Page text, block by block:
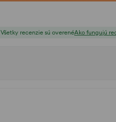
Všetky recenzie sú overenéAko fungujú